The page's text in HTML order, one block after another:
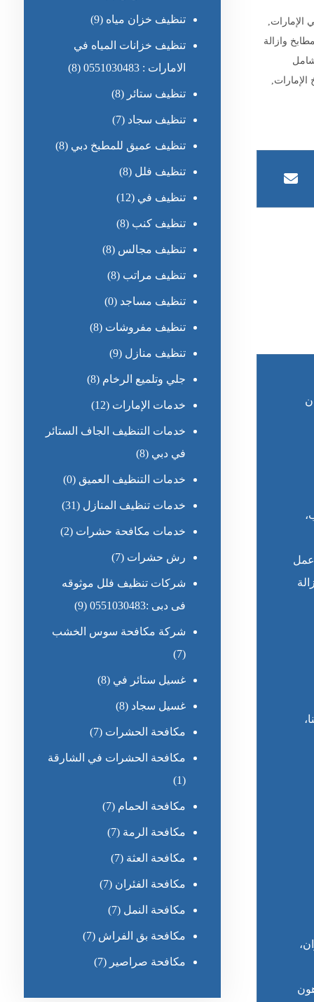
الإمارات
وازالة
عمل
تنظيف خزان مياه (9)
تنظيف خزانات المياه في
الامارات : 0551030483
(8)
تنظيف ستائر (8)
تنظيف سجاد (7)
تنظيف عميق للمطبخ دبي (8)
تنظيف فلل (8)
تنظيف في (12)
تنظيف كنب (8)
تنظيف مجالس (8)
تنظيف مراتب (8)
تنظيف مساجد (0)
تنظيف مفروشات (8)
تنظيف منازل (9)
جلي وتلميع الرخام (8)
خدمات الإمارات (12)
خدمات التنظيف الجاف الستائر
في دبي (8)
خدمات التنظيف العميق (0)
خدمات تنظيف المنازل (31)
خدمات مكافحة حشرات (2)
رش حشرات (7)
شركات تنظيف فلل موثوقه
فى دبى :0551030483
(9)
شركة مكافحة سوس الخشب
(7)
غسيل ستائر في (8)
غسيل سجاد (8)
مكافحة الحشرات (7)
مكافحة الحشرات في الشارقة
(1)
مكافحة الحمام (7)
مكافحة الرمة (7)
مكافحة العثة (7)
مكافحة الفئران (7)
مكافحة النمل (7)
مكافحة بق الفراش (7)
مكافحة صراصير (7)